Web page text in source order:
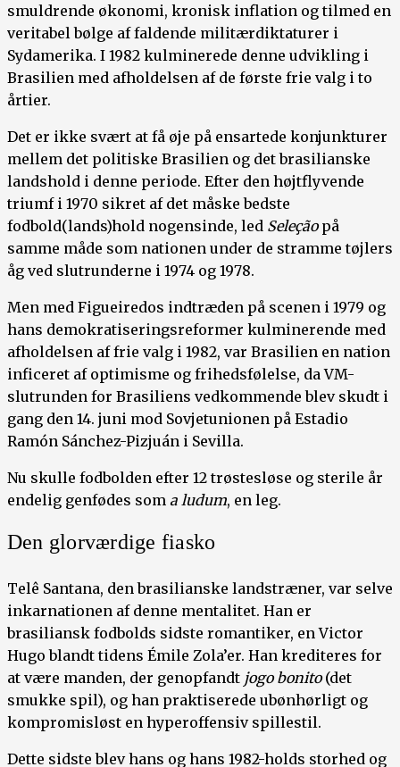
smuldrende økonomi, kronisk inflation og tilmed en
veritabel bølge af faldende militærdiktaturer i
Sydamerika. I 1982 kulminerede denne udvikling i
Brasilien med afholdelsen af de første frie valg i to
årtier.
Det er ikke svært at få øje på ensartede konjunkturer
mellem det politiske Brasilien og det brasilianske
landshold i denne periode. Efter den højtflyvende
triumf i 1970 sikret af det måske bedste
fodbold(lands)hold nogensinde, led Seleçãopå
samme måde som nationen under de stramme tøjlers
åg ved slutrunderne i 1974 og 1978.
Men med Figueiredos indtræden på scenen i 1979 og
hans demokratiseringsreformer kulminerende med
afholdelsen af frie valg i 1982, var Brasilien en nation
inficeret af optimisme og frihedsfølelse, da VM-
slutrunden for Brasiliens vedkommende blev skudt i
gang den 14. juni mod Sovjetunionen på Estadio
Ramón Sánchez-Pizjuán i Sevilla.
Nu skulle fodbolden efter 12 trøstesløse og sterile år
endelig genfødes som a ludum, en leg.
Den glorværdige fiasko
Telê Santana, den brasilianske landstræner, var selve
inkarnationen af denne mentalitet. Han er
brasiliansk fodbolds sidste romantiker, en Victor
Hugo blandt tidens Émile Zola’er. Han krediteres for
at være manden, der genopfandt jogo bonito(det
smukke spil), og han praktiserede ubønhørligt og
kompromisløst en hyperoffensiv spillestil.
Dette sidste blev hans og hans 1982-holds storhed og